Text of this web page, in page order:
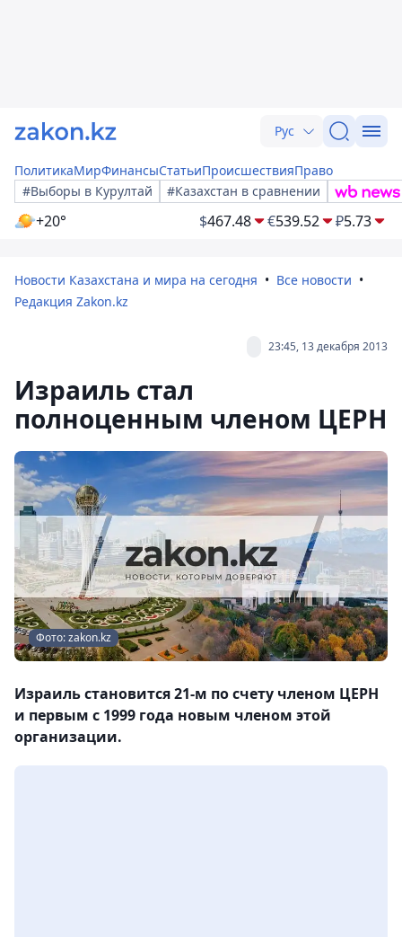
Рус
ПолитикаМирФинансыСтатьиПроисшествияПраво
#Выборы в Курултай
#Казахстан в сравнении
+20° $467.48 €539.52 ₽5.73
Новости Казахстана и мира на сегодня
Все новости
Редакция Zakon.kz
23:45, 13 декабря 2013
Израиль стал
полноценным членом ЦЕРН
Фото: zakon.kz
Израиль становится 21-м по счету членом ЦЕРН
и первым с 1999 года новым членом этой
организации.